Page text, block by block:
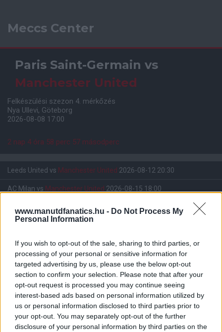
www.manutdfanatics.hu - Do Not Process My
Personal Information
If you wish to opt-out of the sale, sharing to third parties, or
processing of your personal or sensitive information for
targeted advertising by us, please use the below opt-out
section to confirm your selection. Please note that after your
opt-out request is processed you may continue seeing
interest-based ads based on personal information utilized by
us or personal information disclosed to third parties prior to
your opt-out. You may separately opt-out of the further
disclosure of your personal information by third parties on the
Meccs Center
Paris Saint-Germain vs
Manchester United
Felkészülési szezon 4. mérkőzés
Nya Ullevi, Göteborg
2026-08-08 17:00
2 nap 4 óra 58 perc 56 másodperc
Leeds United vs Manchester United 2026-08-12 20:30
AC Milan vs Manchester United 2026-08-15 18:00
ELŐZŐ MÉRKŐZÉSEK
Támogatás
Támogasd adományoddal
a ManUtdFanatics.hu működését!